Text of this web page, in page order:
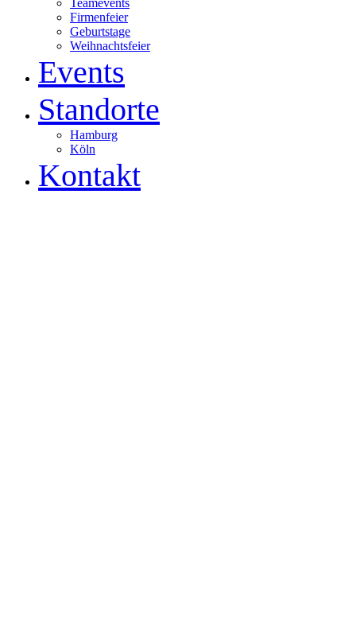
Firmenfeier
Geburtstage
Weihnachtsfeier
Events
Standorte
Hamburg
Köln
Kontakt